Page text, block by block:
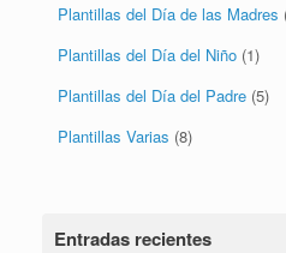
Plantillas del Día de las Madres
Plantillas del Día del Niño (1)
Plantillas del Día del Padre (5)
Plantillas Varias (8)
Entradas recientes